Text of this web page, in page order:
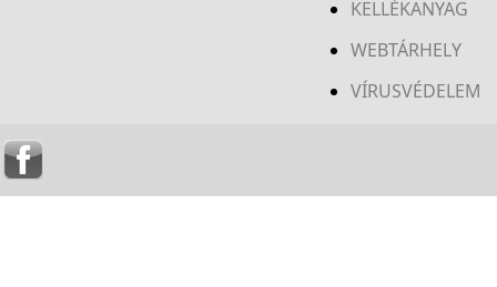
KELLÉKANYAG
WEBTÁRHELY
VÍRUSVÉDELEM